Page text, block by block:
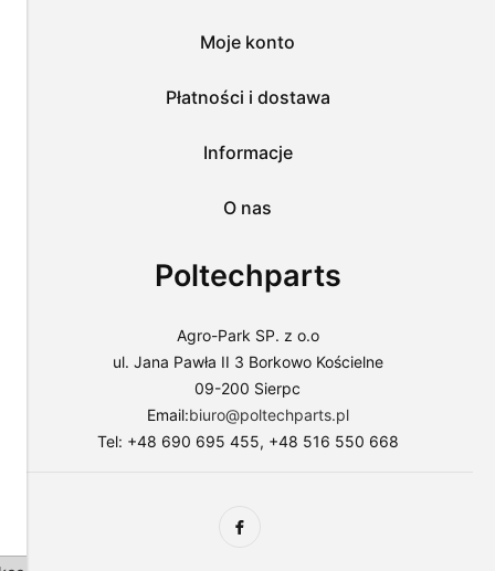
Poltechparts
Agro-Park SP. z o.o
ul. Jana Pawła II 3 Borkowo Kościelne
09-200 Sierpc
Email:biuro@poltechparts.pl
Tel: +48 690 695 455, +48 516 550 668
Moje konto
Płatności i dostawa
Informacje
O nas